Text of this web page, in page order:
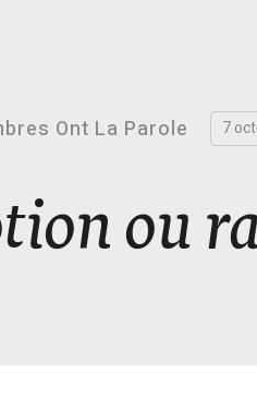
Ont La Parole 7
ou